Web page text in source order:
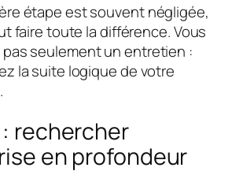
étape est souvent négligée,
faire toute la différence. Vous
seulement un entretien :
la suite logique de votre
rechercher
en profondeur